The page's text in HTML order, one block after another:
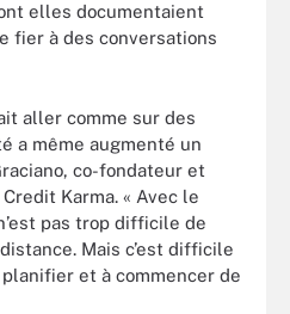
elles documentaient
fier à des conversations
aller comme sur des
a même augmenté un
co-fondateur et
Karma. « Avec le
pas trop difficile de
Mais c’est difficile
planifier et à commencer de